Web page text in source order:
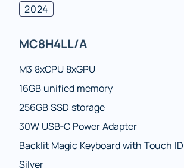
2024
MC8H4LL/A
M3 8xCPU 8xGPU
16GB unified memory
256GB SSD storage
30W USB‑C Power Adapter
Backlit Magic Keyboard with Touch
Silver